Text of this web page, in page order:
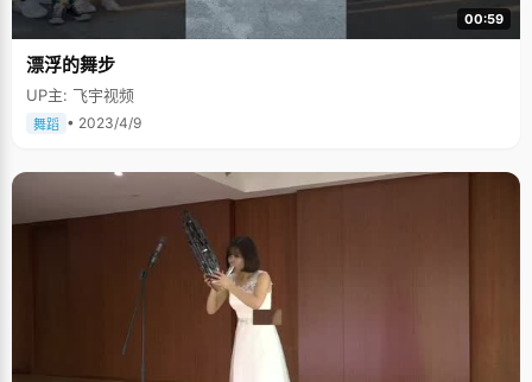
00:59
漂浮的舞步
UP主: 飞宇视频
舞蹈 • 2023/4/9